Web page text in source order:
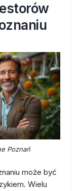
Poznań
może być
Wielu